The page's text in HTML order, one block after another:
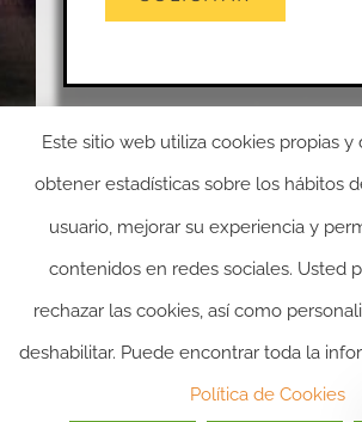
Este sitio web utiliza cookies propias y
obtener estadísticas sobre los hábitos
usuario, mejorar su experiencia y
contenidos en redes sociales. Usted
rechazar las cookies, así como
deshabilitar. Puede encontrar toda la
Política de Cookies